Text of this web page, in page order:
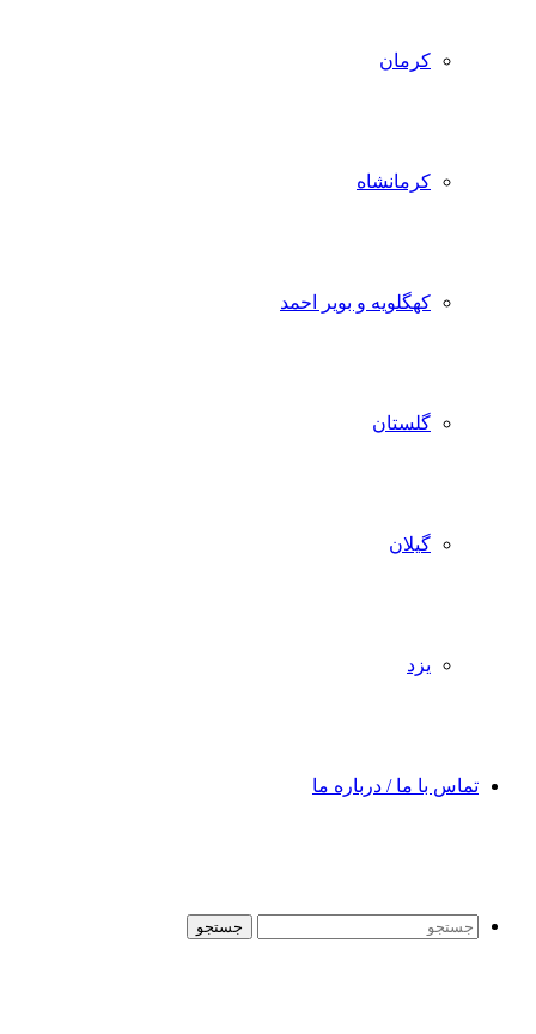
کرمان
کرمانشاه
کهگلویه و بویر احمد
گلستان
گیلان
یزد
تماس با ما / درباره ما
جستجو